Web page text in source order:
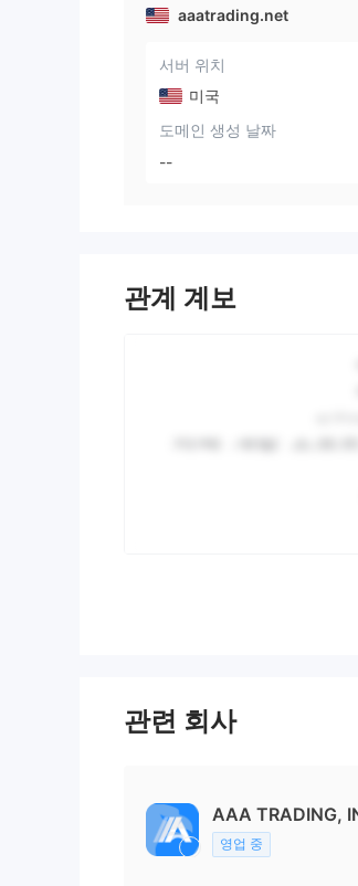
aaatrading.net
서버 위치
미국
도메인 생성 날짜
--
관계 계보
관련 회사
AAA TRADING,
영업 중